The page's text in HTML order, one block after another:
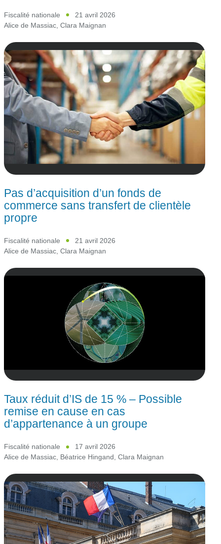
Fiscalité nationale
21 avril 2026
Alice de Massiac, Clara Maignan
Pas d’acquisition d’un fonds de
commerce sans transfert de clientèle
propre
Fiscalité nationale
21 avril 2026
Alice de Massiac Clara Maignan
Taux réduit d’IS de 15 % – Possible
remise en cause en cas
d’appartenance à un groupe
Fiscalité nationale
17 avril 2026
Alice de Massiac, Béatrice Hingand, Clara Maignan